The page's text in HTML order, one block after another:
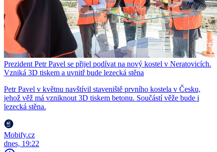
Prezident Petr Pavel se přijel podívat na nový kostel v Neratovicích.
Vzniká 3D tiskem a uvnitř bude lezecká stěna
Petr Pavel v květnu navštívil staveniště prvního kostela v Česku,
jehož věž má vzniknout 3D tiskem betonu. Součástí věže bude i
lezecká stěna.
Mobify.cz
dnes, 19:22